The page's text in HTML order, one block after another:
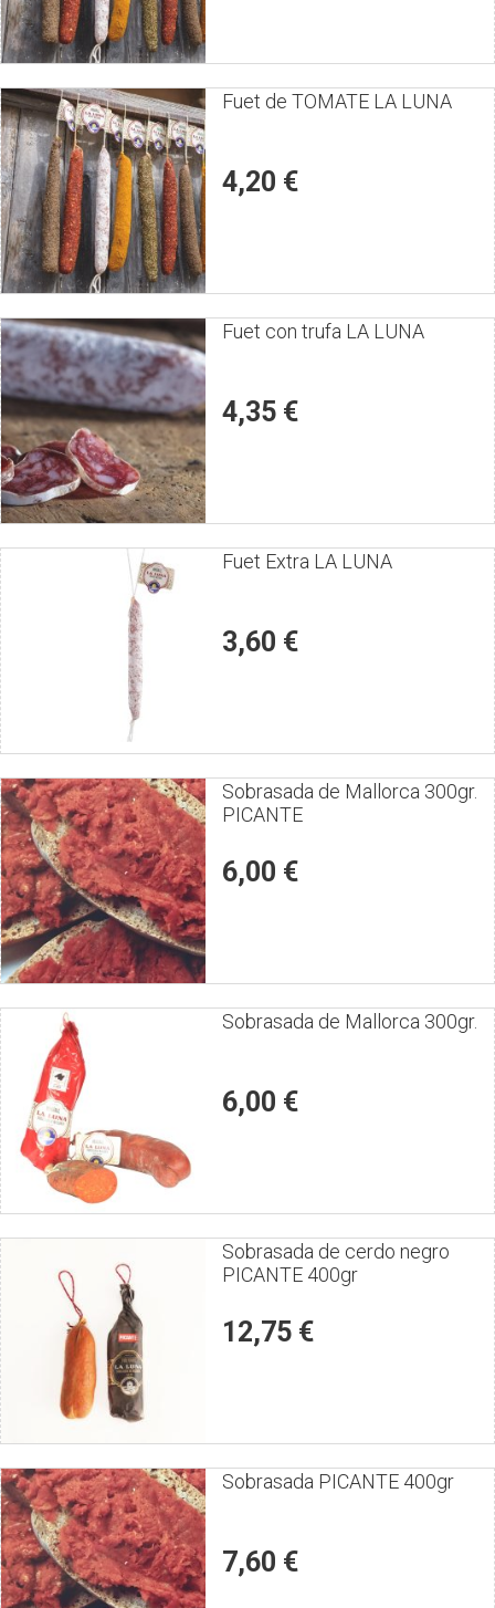
Puntúe
Fuet de TOMATE LA LUNA
4,20 €
Puntúe
Fuet con trufa LA LUNA
4,35 €
Puntúe
Fuet Extra LA LUNA
3,60 €
Puntúe
el
Sobrasada de Mallorca 300gr.
PICANTE
6,00 €
Puntúe
Sobrasada de Mallorca 300gr.
6,00 €
Puntúe
el
Sobrasada de cerdo negro
PICANTE 400gr
12,75 €
Puntúe
Sobrasada PICANTE 400gr
7,60 €